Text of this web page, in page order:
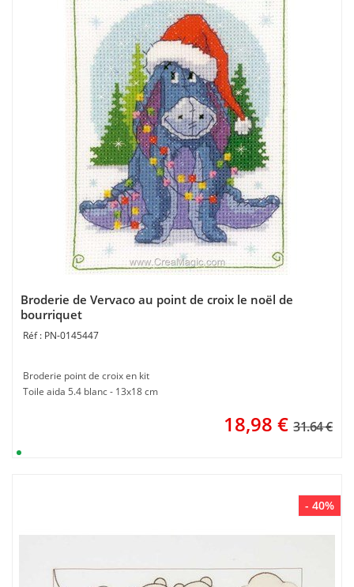
Broderie de Vervaco au point de croix le noël de
bourriquet
PN-0145447
Broderie point de croix en kit
Toile aida 5.4 blanc - 13x18 cm
18,98 € 31.64 €
- 40%